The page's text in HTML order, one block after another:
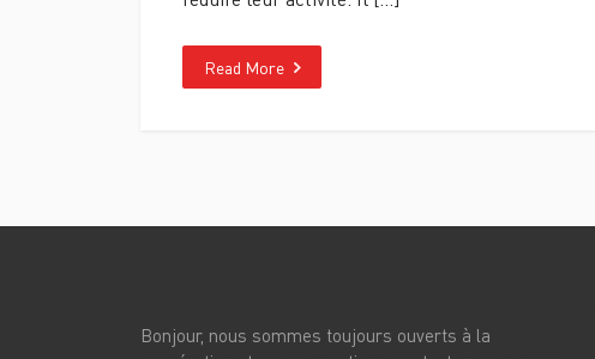
Read More
Bonjour, nous sommes toujours ouverts à la